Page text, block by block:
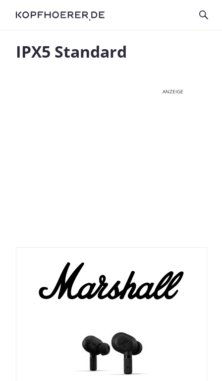
IPX5 Standard
ANZEIGE